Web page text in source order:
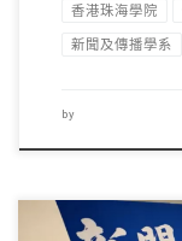
香港珠海學院
新聞及傳播學系
by